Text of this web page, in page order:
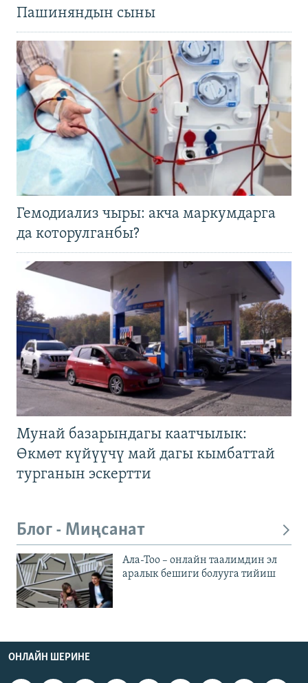
Пашиняндын сыны
Гемодиализ чыры: акча маркумдарга
да которулганбы?
Мунай базарындагы каатчылык:
Өкмөт күйүүчү май дагы кымбаттай
турганын эскертти
Блог - Миңсанат
Ала-Тоо – онлайн таалимдин эл
аралык бешиги болууга тийиш
ОНЛАЙН ШЕРИНЕ